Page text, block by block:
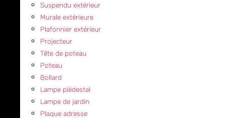
Suspendu extérieur
Murale extérieure
Plafonnier extérieur
Projecteur
Tête de poteau
Poteau
Bollard
Lampe piédestal
Lampe de jardin
Plaque adresse